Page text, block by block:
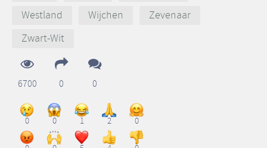
Westland
Wijchen
Zevenaar
Zwart-Wit
6700 0 0
0 0 1 2 0